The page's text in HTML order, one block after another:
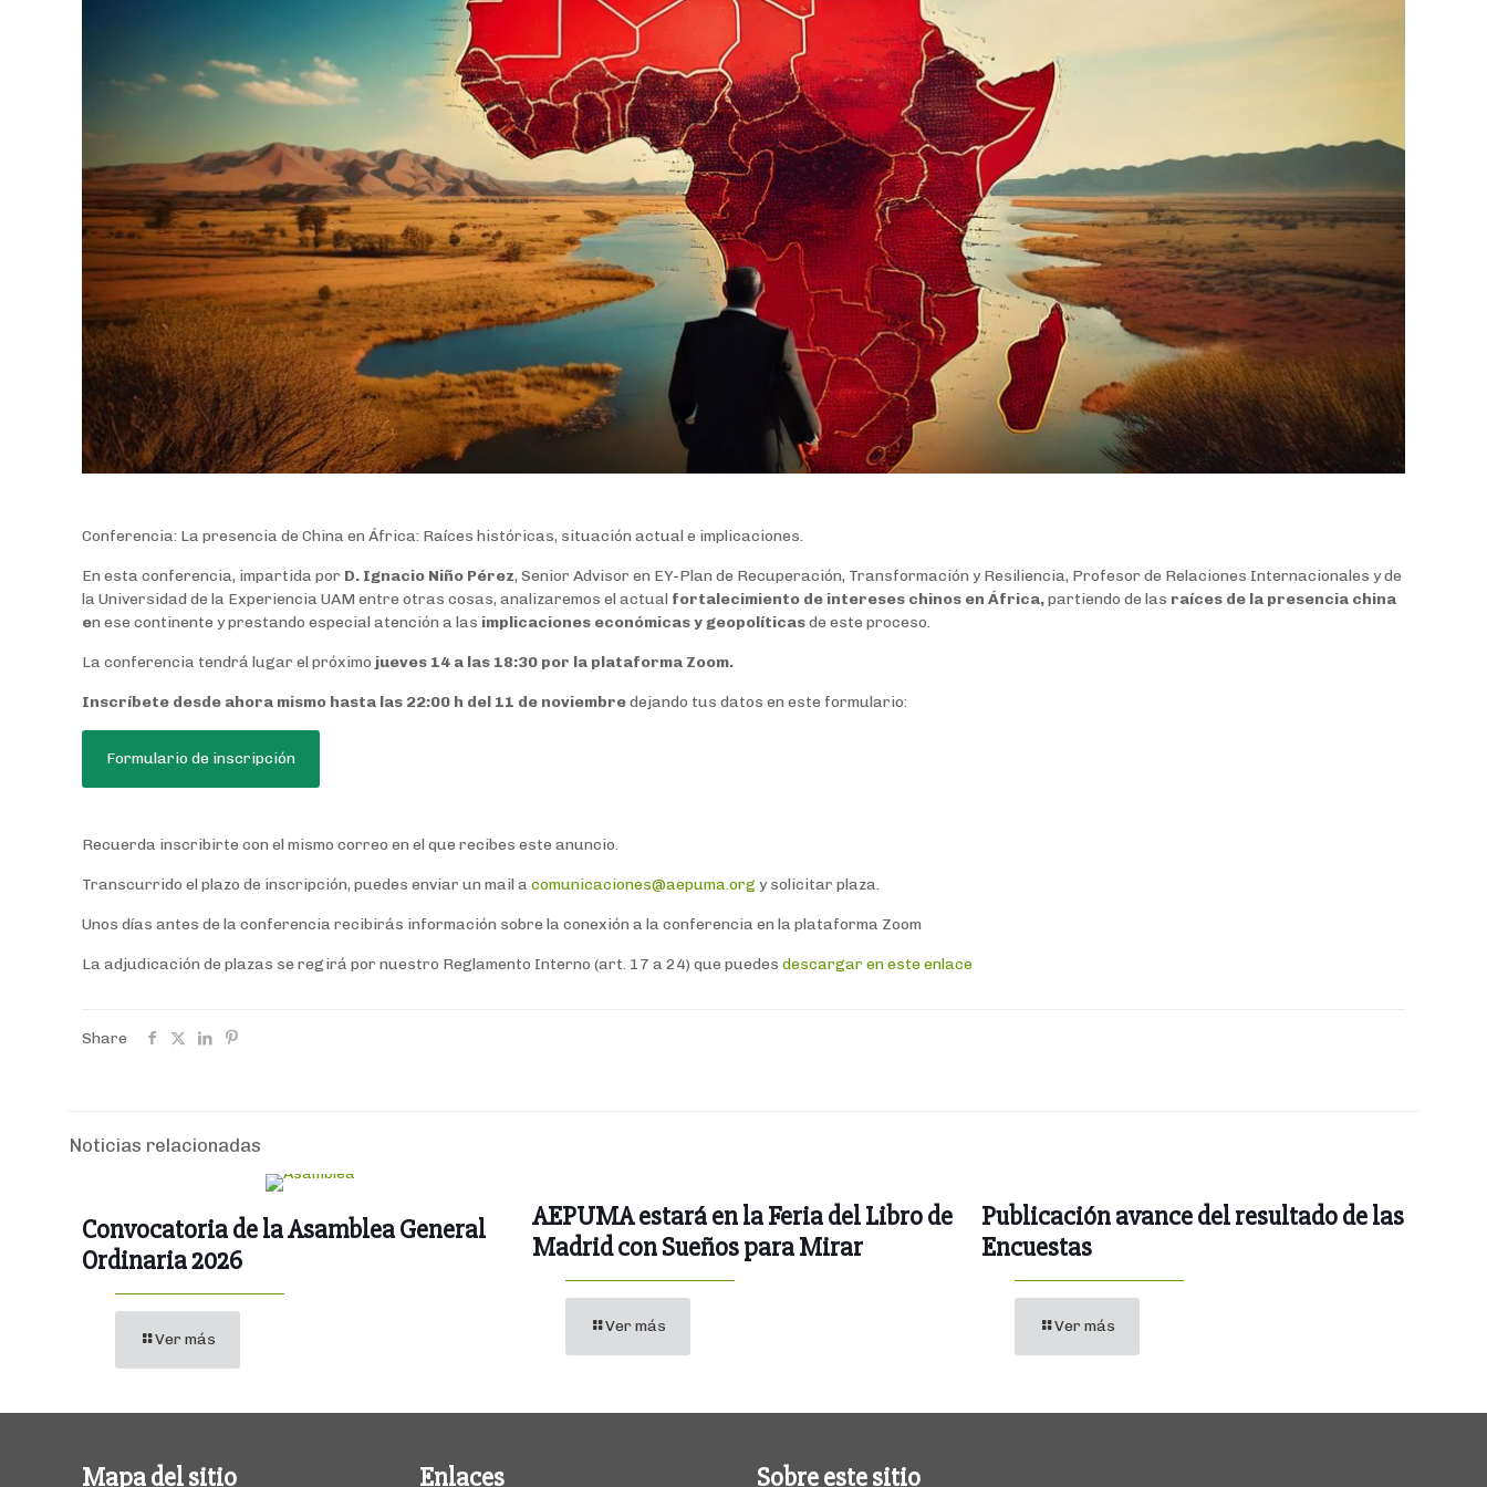
Conferencia: La presencia de China en África: Raíces históricas, situación actual e implicaciones.
En esta conferencia, impartida por D. Ignacio Niño Pérez, Senior Advisor en EY-Plan de Recuperación, Transformación y Resiliencia, Profesor de Relaciones Internacionales y de
la Universidad de la Experiencia UAM entre otras cosas, analizaremos el actual fortalecimiento de intereses chinos en África,partiendo de las raíces de la presencia china
en ese continente y prestando especial atención a las implicaciones económicas y geopolíticasde este proceso.
La conferencia tendrá lugar el próximo jueves 14 a las 18:30 por la plataforma Zoom.
Inscríbete desde ahora mismo hasta las 22:00 h del 11 de noviembredejando tus datos en este formulario:
Formulario de inscripción
Recuerda inscribirte con el mismo correo en el que recibes este anuncio.
Transcurrido el plazo de inscripción, puedes enviar un mail acomunicaciones@aepuma.org y solicitar plaza.
Unos días antes de la conferencia recibirás información sobre la conexión a la conferencia en la plataforma Zoom
La adjudicación de plazas se regirá por nuestro Reglamento Interno (art. 17 a 24) que puedesdescargar en este enlace
Share
Noticias relacionadas
Convocatoria de la Asamblea General
Ordinaria 2026
Ver más
AEPUMA estará en la Feria del Libro de
Madrid con Sueños para Mirar
Ver más
Publicación avance del resultado de las
Encuestas
Ver más
Mapa del sitio Enlaces Sobre este sitio